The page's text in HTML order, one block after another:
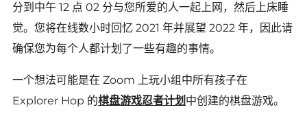
分到中午 12 点 02 分与您所爱的人一起上网，然后上床睡
觉。您将在线数小时回忆 2021 年并展望 2022 年，因此请
确保您为每个人都计划了一些有趣的事情。
一个想法可能是在 Zoom 上玩小组中所有孩子在
Explorer Hop 的棋盘游戏忍者计划 中创建的棋盘游戏。